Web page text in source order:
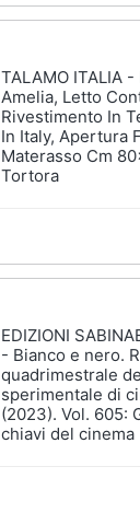
TALAMO ITALIA
Amelia, Letto
Rivestimento In
In Italy, Apertura
Materasso Cm
Tortora
EDIZIONI
- Bianco e nero.
quadrimestrale
sperimentale di
(2023). Vol. 605:
chiavi del cinema